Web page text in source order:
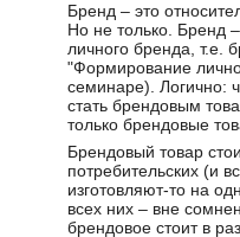
Бренд – это
Но не только. Бренд
личного бренда, т.е.
"Формирование
семинаре). Логично:
стать брендовым
только брендовые
Брендовый товар
потребительских (и
изготовляют-то на
всех них – вне
брендовое стоит в